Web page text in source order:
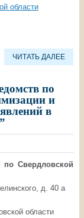
области
ЧИТАТЬ ДАЛЕЕ
по
и
в
Cвердловской
д. 40 а
области